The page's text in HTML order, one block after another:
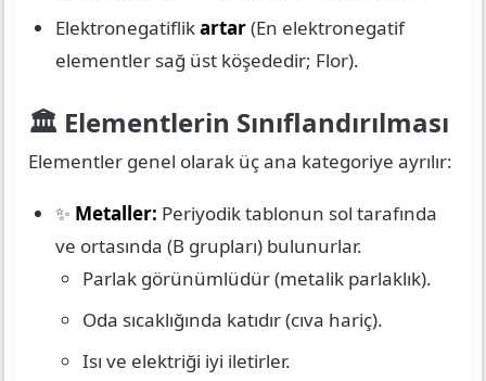
Elektronegatiflikartar(En elektronegatif
elementler sağ üst köşededir; Flor).
🏛️ Elementlerin Sınıflandırılması
Elementler genel olarak üç ana kategoriye ayrılır:
✨ Metaller: Periyodik tablonun sol tarafında
ve ortasında (B grupları) bulunurlar.
Parlak görünümlüdür (metalik parlaklık).
Oda sıcaklığında katıdır (cıva hariç).
Isı ve elektriği iyi iletirler.